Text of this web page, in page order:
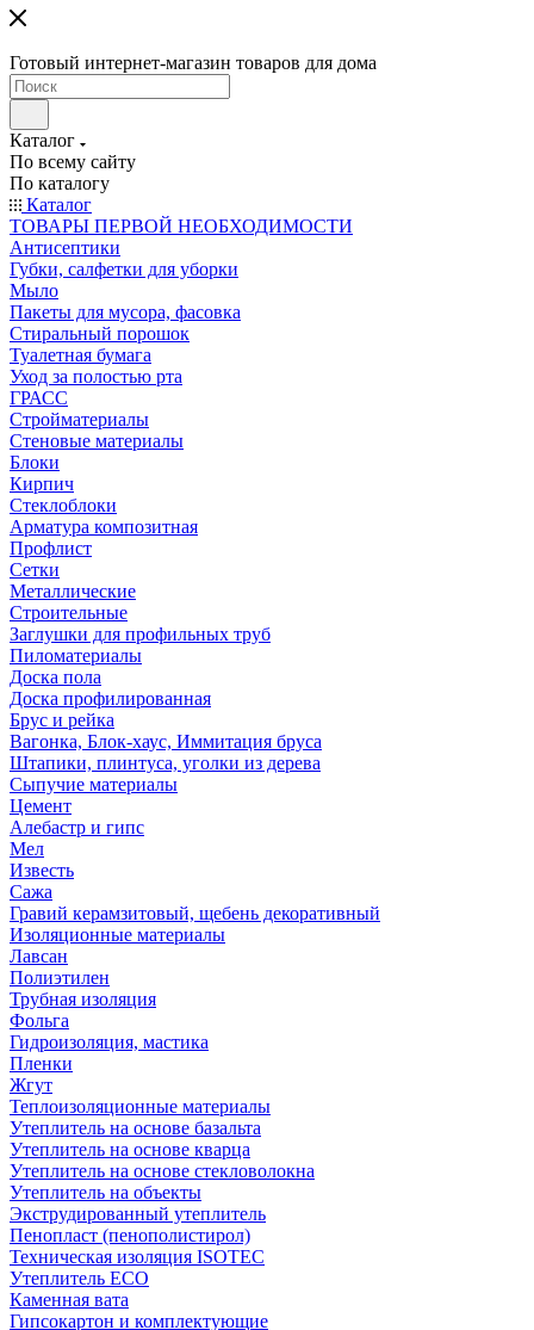
Готовый интернет-магазин товаров для дома
Каталог
По всему сайту
По каталогу
Каталог
ТОВАРЫ ПЕРВОЙ НЕОБХОДИМОСТИ
Антисептики
Губки, салфетки для уборки
Мыло
Пакеты для мусора, фасовка
Стиральный порошок
Туалетная бумага
Уход за полостью рта
ГРАСС
Стройматериалы
Стеновые материалы
Блоки
Кирпич
Стеклоблоки
Арматура композитная
Профлист
Сетки
Металлические
Строительные
Заглушки для профильных труб
Пиломатериалы
Доска пола
Доска профилированная
Брус и рейка
Вагонка, Блок-хаус, Иммитация бруса
Штапики, плинтуса, уголки из дерева
Сыпучие материалы
Цемент
Алебастр и гипс
Мел
Известь
Сажа
Гравий керамзитовый, щебень декоративный
Изоляционные материалы
Лавсан
Полиэтилен
Трубная изоляция
Фольга
Гидроизоляция, мастика
Пленки
Жгут
Теплоизоляционные материалы
Утеплитель на основе базальта
Утеплитель на основе кварца
Утеплитель на основе стекловолокна
Утеплитель на объекты
Экструдированный утеплитель
Пенопласт (пенополистирол)
Техническая изоляция ISOTEC
Утеплитель ECO
Каменная вата
Гипсокартон и комплектующие